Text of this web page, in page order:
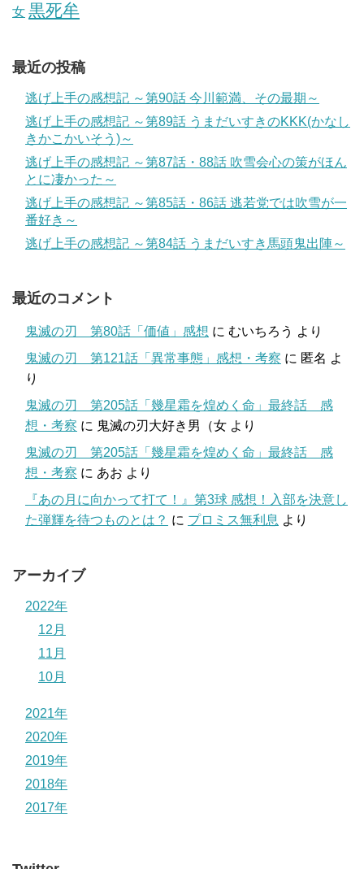
女 黒死牟
最近の投稿
逃げ上手の感想記 ～第90話 今川範満、その最期～
逃げ上手の感想記 ～第89話 うまだいすきのKKK(かなし
きかこかいそう)～
逃げ上手の感想記 ～第87話・88話 吹雪会心の策がほん
とに凄かった～
逃げ上手の感想記 ～第85話・86話 逃若党では吹雪が一
番好き～
逃げ上手の感想記 ～第84話 うまだいすき馬頭鬼出陣～
最近のコメント
鬼滅の刃 第80話「価値」感想 に むいちろう より
鬼滅の刃 第121話「異常事態」感想・考察 に 匿名 よ
り
鬼滅の刃 第205話「幾星霜を煌めく命」最終話 感
想・考察 に 鬼滅の刃大好き男（女 より
鬼滅の刃 第205話「幾星霜を煌めく命」最終話 感
想・考察 に あお より
『あの月に向かって打て！』第3球 感想！入部を決意し
た弾輝を待つものとは？ に プロミス無利息 より
アーカイブ
2022年
12月
11月
10月
2021年
2020年
2019年
2018年
2017年